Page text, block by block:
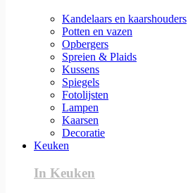
Kandelaars en kaarshouders
Potten en vazen
Opbergers
Spreien & Plaids
Kussens
Spiegels
Fotolijsten
Lampen
Kaarsen
Decoratie
Keuken
In Keuken